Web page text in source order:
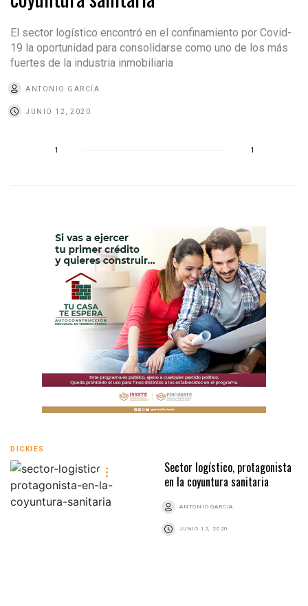
El sector logístico encontró en el confinamiento por Covid-
19 la oportunidad para consolidarse como uno de los más
fuertes de la industria inmobiliaria
ANTONIO GARCÍA
JUNIO 12, 2020
1 1
DICKIES
Sector logístico, protagonista
en la coyuntura sanitaria
ANTONIO GARCÍA
JUNIO 12, 2020